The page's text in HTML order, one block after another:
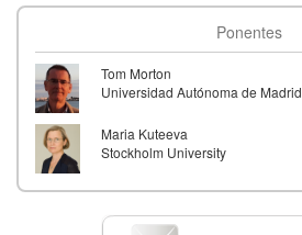
Ponentes
Tom Morton
Universidad Autónoma de Madrid
Maria Kuteeva
Stockholm University